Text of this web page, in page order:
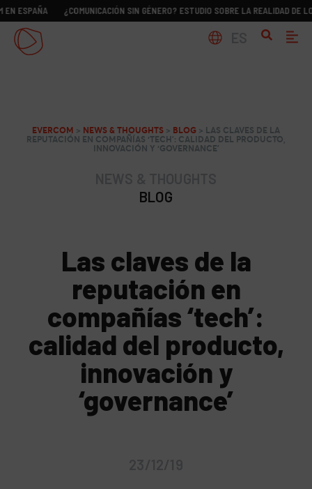
¿COMUNICACIÓN SIN GÉNERO? ESTUDIO SOBRE LA REALIDAD DE LOS
EVERCOM > NEWS & THOUGHTS > BLOG > LAS CLAVES DE LA
REPUTACIÓN EN COMPAÑÍAS ‘TECH’: CALIDAD DEL PRODUCTO,
INNOVACIÓN Y ‘GOVERNANCE’
BLOG
Las claves de la
reputación en
compañías ‘tech’:
calidad del producto,
innovación y
‘governance’